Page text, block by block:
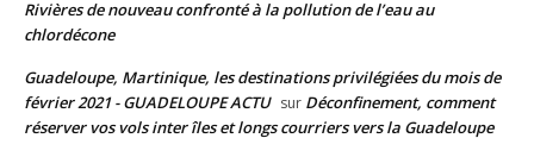
Rivières de nouveau confronté à la pollution de l’eau au
chlordécone
Guadeloupe, Martinique, les destinations privilégiées du mois de
février 2021 - GUADELOUPE ACTU sur Déconfinement, comment
réserver vos vols inter îles et longs courriers vers la Guadeloupe